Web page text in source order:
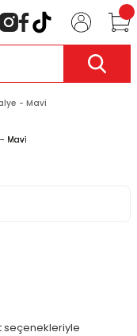
- Mavi
seçenekleriyle